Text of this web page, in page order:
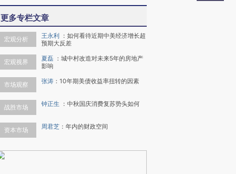
更多专栏文章
宏观分析 王永利 ： 如何看待近期中美经济增长超
预期大反差
宏观视界 夏磊 ： 城中村改造对未来5年的房地产
影响
市场观察 张涛 ： 10年期美债收益率扭转的因素
战胜市场 钟正生 ： 中秋国庆消费复苏势头如何
资本市场 周君芝 ： 年内的财政空间